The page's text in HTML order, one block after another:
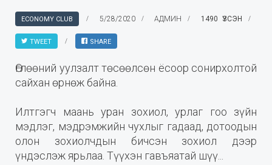
ECONOMY CLUB 5/28/2020 АДМИН 1490 ҮЗСЭН
TWEET SHARE
Өглөөний уулзалт төсөөлсөн ёсоор сонирхолтой
сайхан өрнөж байна.
Илтгэгч маань уран зохиол, урлаг гоо зүйн
мэдлэг, мэдрэмжийн чухлыг гадаад, дотоодын
олон зохиолчдын бичсэн зохиол дээр
үндэслэж ярьлаа. Түүхэн гавъяатай шүү...